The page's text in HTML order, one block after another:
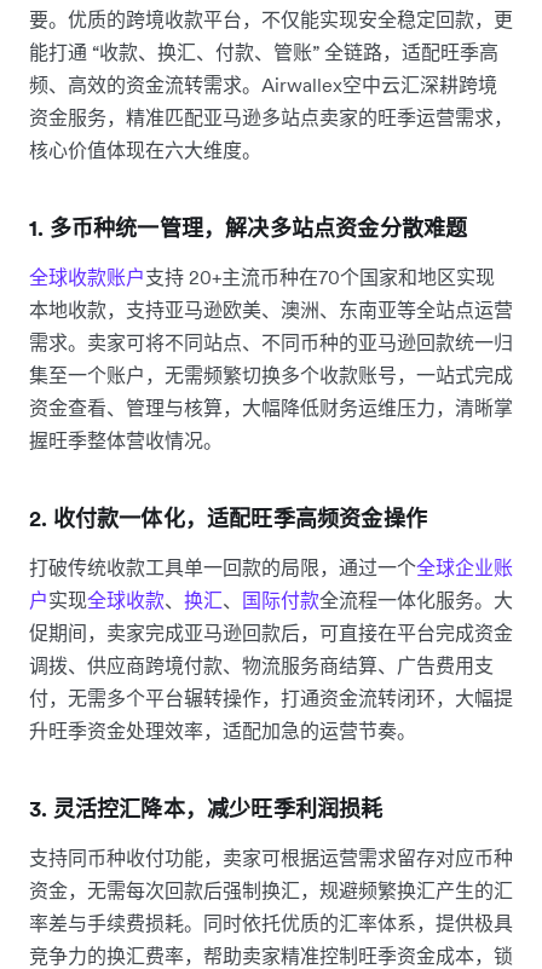
要。优质的跨境收款平台，不仅能实现安全稳定回款，更
能打通 “收款、换汇、付款、管账” 全链路，适配旺季高
频、高效的资金流转需求。Airwallex空中云汇深耕跨境
资金服务，精准匹配亚马逊多站点卖家的旺季运营需求，
核心价值体现在六大维度。
1. 多币种统一管理，解决多站点资金分散难题
全球收款账户支持 20+主流币种在70个国家和地区实现
本地收款，支持亚马逊欧美、澳洲、东南亚等全站点运营
需求。卖家可将不同站点、不同币种的亚马逊回款统一归
集至一个账户，无需频繁切换多个收款账号，一站式完成
资金查看、管理与核算，大幅降低财务运维压力，清晰掌
握旺季整体营收情况。
2. 收付款一体化，适配旺季高频资金操作
打破传统收款工具单一回款的局限，通过一个全球企业账
户实现全球收款、 换汇、 国际付款全流程一体化服务。大
促期间，卖家完成亚马逊回款后，可直接在平台完成资金
调拨、供应商跨境付款、物流服务商结算、广告费用支
付，无需多个平台辗转操作，打通资金流转闭环，大幅提
升旺季资金处理效率，适配加急的运营节奏。
3. 灵活控汇降本，减少旺季利润损耗
支持同币种收付功能，卖家可根据运营需求留存对应币种
资金，无需每次回款后强制换汇，规避频繁换汇产生的汇
率差与手续费损耗。同时依托优质的汇率体系，提供极具
竞争力的换汇费率，帮助卖家精准控制旺季资金成本，锁